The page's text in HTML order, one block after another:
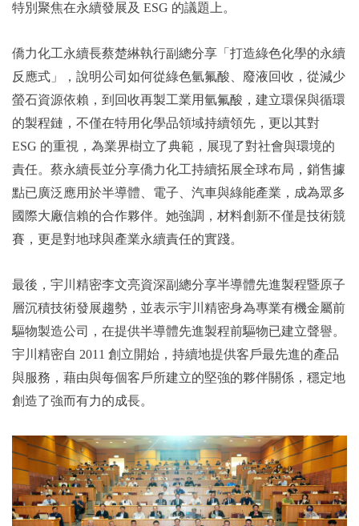
特別聚焦在永續發展及 ESG 的議題上。
僑力化工永續長蔡楚綝執行副總分享「打造綠色化學的永續
反應式」，說明公司如何從綠色氫氟酸、廢液回收，從減少
螢石資源依賴，到回收再製工業用氫氟酸，建立環保與循環
的製程鏈，不僅在特用化學品領域持續領先，更以其對
ESG 的重視，為業界樹立了典範，展現了對社會與環境的
責任。蔡永續長並分享僑力化工持續拓展全球布局，銷售據
點已廣泛應用於半導體、電子、汽車與綠能產業，成為眾多
國際大廠信賴的合作夥伴。她強調，材料創新不僅是技術競
賽，更是對地球與產業永續責任的實踐。
最後，宇川精密李文亮資深副總分享半導體先進製程暨原子
層沉積技術發展趨勢，並表示宇川精密身為專業有機金屬前
驅物製造公司，在提供半導體先進製程前驅物已建立聲譽。
宇川精密自 2011 創立開始，持續地提供客戶最先進的產品
與服務，藉由與每個客戶所建立的堅強的夥伴關係，穩定地
創造了強而有力的成長。